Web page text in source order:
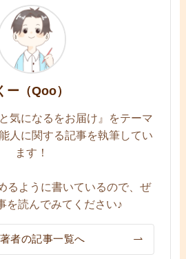
ー（Qoo）
気になるをお届け』をテーマ
人に関する記事を執筆してい
ます！
るように書いているので、ぜ
を読んでみてください♪
者の記事一覧へ